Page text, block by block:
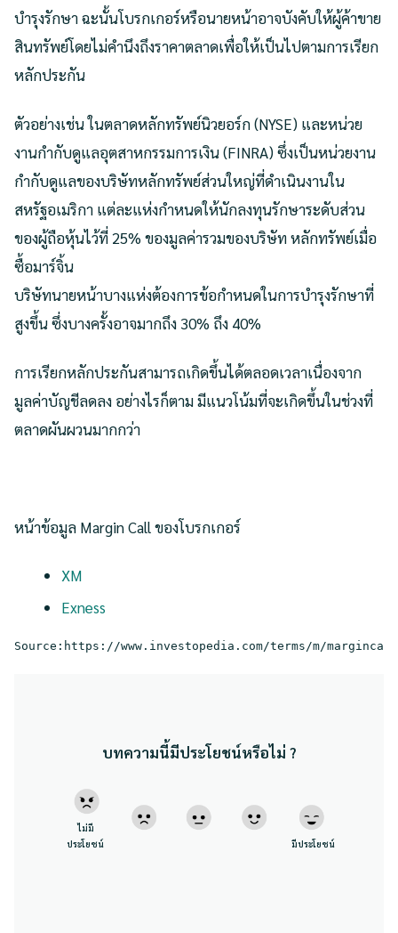
บำรุงรักษา ฉะนั้นโบรกเกอร์หรือนายหน้าอาจบังคับให้ผู้ค้าขาย
สินทรัพย์โดยไม่คำนึงถึงราคาตลาดเพื่อให้เป็นไปตามการเรียก
หลักประกัน
ตัวอย่างเช่น ในตลาดหลักทรัพย์นิวยอร์ก (NYSE) และหน่วย
งานกำกับดูแลอุตสาหกรรมการเงิน (FINRA) ซึ่งเป็นหน่วยงาน
กำกับดูแลของบริษัทหลักทรัพย์ส่วนใหญ่ที่ดำเนินงานใน
สหรัฐอเมริกา แต่ละแห่งกำหนดให้นักลงทุนรักษาระดับส่วน
ของผู้ถือหุ้นไว้ที่ 25% ของมูลค่ารวมของบริษัท หลักทรัพย์เมื่อ
ซื้อมาร์จิ้น
บริษัทนายหน้าบางแห่งต้องการข้อกำหนดในการบำรุงรักษาที่
สูงขึ้น ซึ่งบางครั้งอาจมากถึง 30% ถึง 40%
การเรียกหลักประกันสามารถเกิดขึ้นได้ตลอดเวลาเนื่องจาก
มูลค่าบัญชีลดลง อย่างไรก็ตาม มีแนวโน้มที่จะเกิดขึ้นในช่วงที่
ตลาดผันผวนมากกว่า
หน้าข้อมูล Margin Call ของโบรกเกอร์
XM
Exness
Source:https://www.investopedia.com/terms/m/
บทความนี้มีประโยชน์หรือไม่ ?
ไม่มี
ประโยชน์
มีประโยชน์